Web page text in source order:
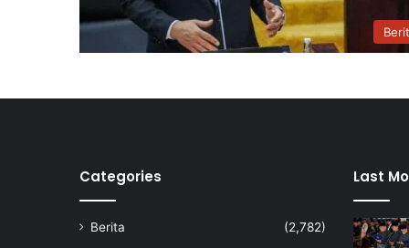
Categories
Berita
(2,782)
Last